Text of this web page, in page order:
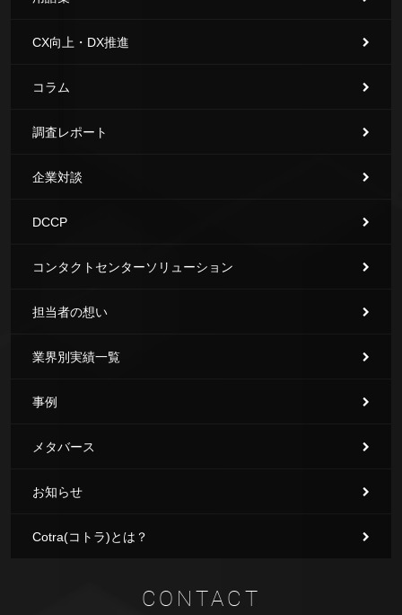
CX向上・DX推進
コラム
調査レポート
企業対談
DCCP
コンタクトセンターソリューション
担当者の想い
業界別実績一覧
事例
メタバース
お知らせ
Cotra(コトラ)とは？
CONTACT